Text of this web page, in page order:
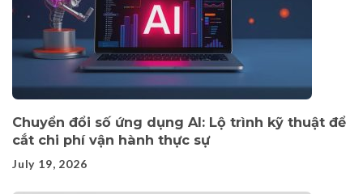
Chuyển đổi số ứng dụng AI: Lộ trình kỹ thuật để
cắt chi phí vận hành thực sự
July 19, 2026